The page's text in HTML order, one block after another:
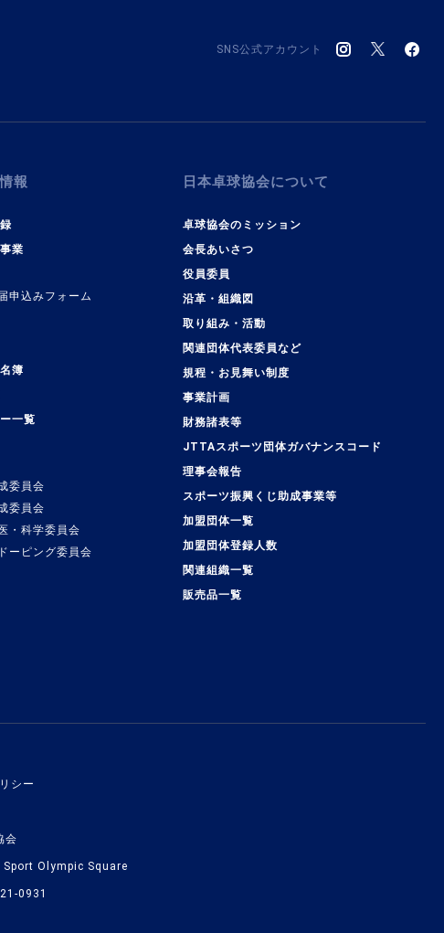
SNS公式アカウント
報
業
申込みフォーム
簿
一覧
委員会
委員会
・科学委員会
ーピング委員会
日本卓球協会について
卓球協会のミッション
会長あいさつ
役員委員
沿革・組織図
取り組み・活動
関連団体代表委員など
規程・お見舞い制度
事業計画
財務諸表等
JTTAスポーツ団体ガバナンスコード
理事会報告
スポーツ振興くじ助成事業等
加盟団体一覧
加盟団体登録人数
関連組織一覧
販売品一覧
シー
会
Sport Olympic Square
0931